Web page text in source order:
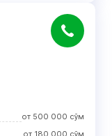
от 500 000 сўм
от 180 000 сўм